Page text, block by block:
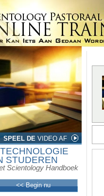
SPEEL DE VIDEO AF
STUDEREN
Scientology Handboek
<< Begin nu